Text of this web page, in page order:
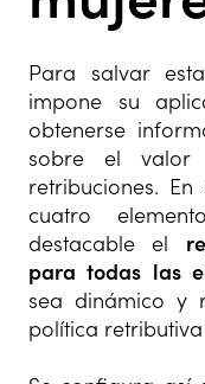
Para salvar
impone su
obtenerse
sobre el valor
retribuciones.
cuatro
destacable el
para todas las
sea dinámico y
política